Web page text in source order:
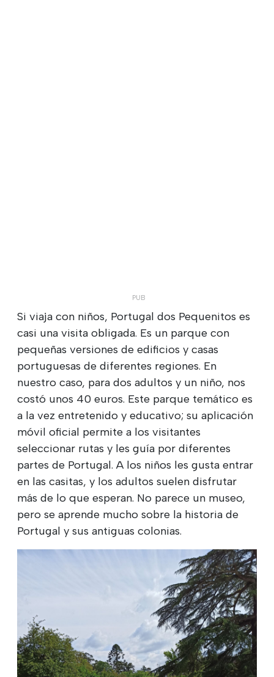
Si viaja con niños, Portugal dos Pequenitos es
casi una visita obligada. Es un parque con
pequeñas versiones de edificios y casas
portuguesas de diferentes regiones. En
nuestro caso, para dos adultos y un niño, nos
costó unos 40 euros. Este parque temático es
a la vez entretenido y educativo; su aplicación
móvil oficial permite a los visitantes
seleccionar rutas y les guía por diferentes
partes de Portugal. A los niños les gusta entrar
en las casitas, y los adultos suelen disfrutar
más de lo que esperan. No parece un museo,
pero se aprende mucho sobre la historia de
Portugal y sus antiguas colonias.